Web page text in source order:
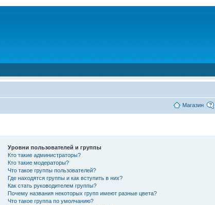
Магазин
Уровни пользователей и группы
Кто такие администраторы?
Кто такие модераторы?
Что такое группы пользователей?
Где находятся группы и как вступить в них?
Как стать руководителем группы?
Почему названия некоторых групп имеют разные цвета?
Что такое группа по умолчанию?